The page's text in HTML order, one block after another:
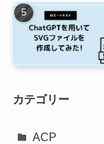
カテゴリー
ACP